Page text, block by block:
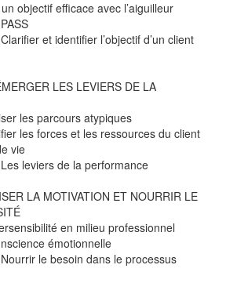
objectif efficace avec l’aiguilleur
et identifier l’objectif d’un client
LES LEVIERS DE LA
les parcours atypiques
les forces et les ressources du client
vie
leviers de la performance
LA MOTIVATION ET NOURRIR LE
en milieu professionnel
émotionnelle
le besoin dans le processus